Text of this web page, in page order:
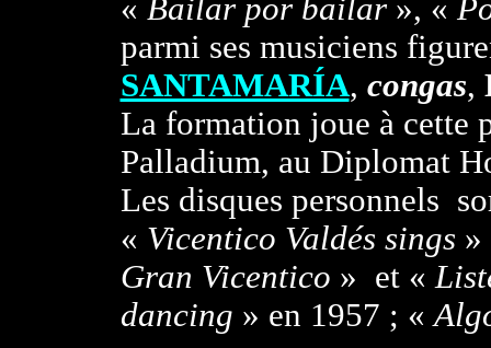
« Bailar por bailar», «
parmi ses musiciens
SANTAMARÍA, congas,
La formation joue à cette
Palladium, au Diplomat
Les disques personnels
« Vicentico Valdés sings »
Gran Vicentico » et «
dancing » en 1957 ; «